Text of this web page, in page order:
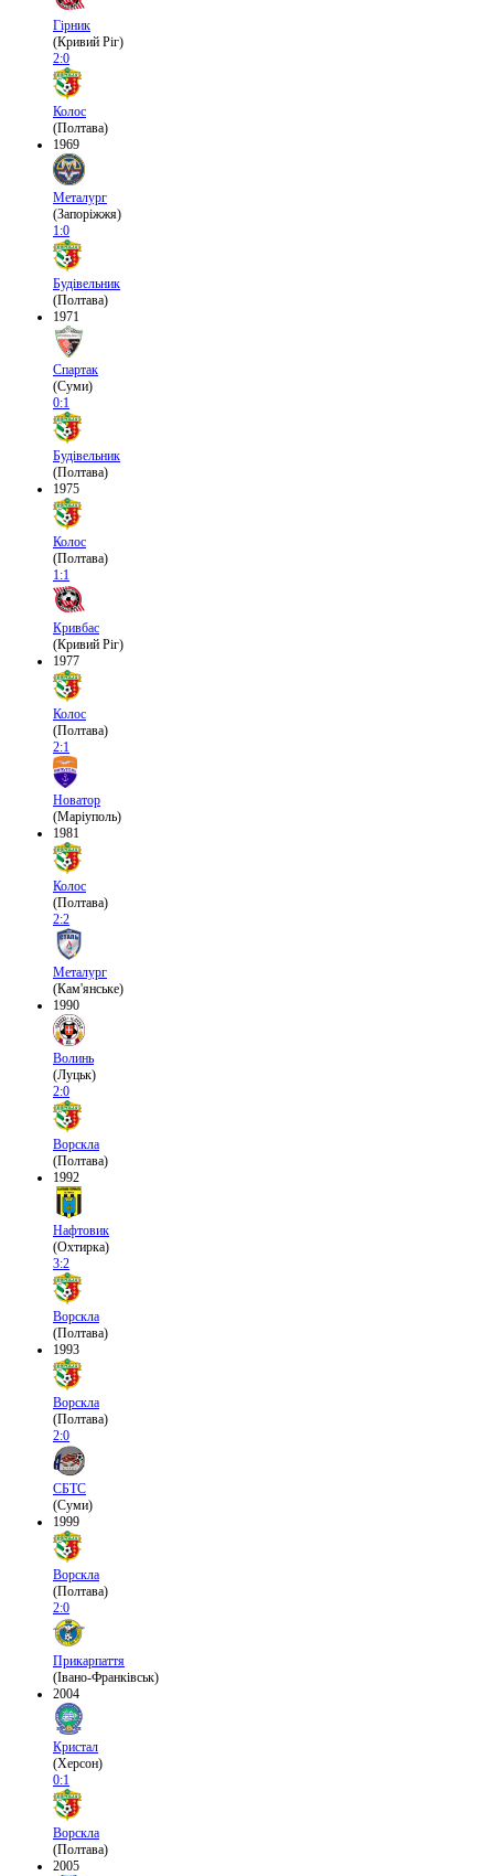
Гірник
(Кривий Ріг)
2:0
Колос
(Полтава)
1969
Металург
(Запоріжжя)
1:0
Будівельник
(Полтава)
1971
Спартак
(Суми)
0:1
Будівельник
(Полтава)
1975
Колос
(Полтава)
1:1
Кривбас
(Кривий Ріг)
1977
Колос
(Полтава)
2:1
Новатор
(Маріуполь)
1981
Колос
(Полтава)
2:2
Металург
(Кам'янське)
1990
Волинь
(Луцьк)
2:0
Ворскла
(Полтава)
1992
Нафтовик
(Охтирка)
3:2
Ворскла
(Полтава)
1993
Ворскла
(Полтава)
2:0
СБТС
(Суми)
1999
Ворскла
(Полтава)
2:0
Прикарпаття
(Івано-Франківськ)
2004
Кристал
(Херсон)
0:1
Ворскла
(Полтава)
2005